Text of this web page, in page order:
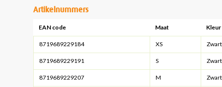
Artikelnummers
EAN code Maat Kleur
8719689229184 XS Zwart
8719689229191 S Zwart
8719689229207 M Zwart